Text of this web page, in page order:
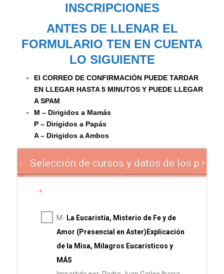
INSCRIPCIONES
ANTES DE LLENAR EL
FORMULARIO TEN EN CUENTA
LO SIGUIENTE
El CORREO DE CONFIRMACIÓN PUEDE TARDAR
EN LLEGAR HASTA 5 MINUTOS Y PUEDE LLEGAR
A SPAM
M – Dirigidos a Mamás
P – Dirigidos a Papás
A – Dirigidos a Ambos
Selección de cursos y datos de los papás
*
M- La Eucaristía, Misterio de Fe y de
Amor (Presencial en Aster)Explicación
de la Misa, Milagros Eucarísticos y
MÁS